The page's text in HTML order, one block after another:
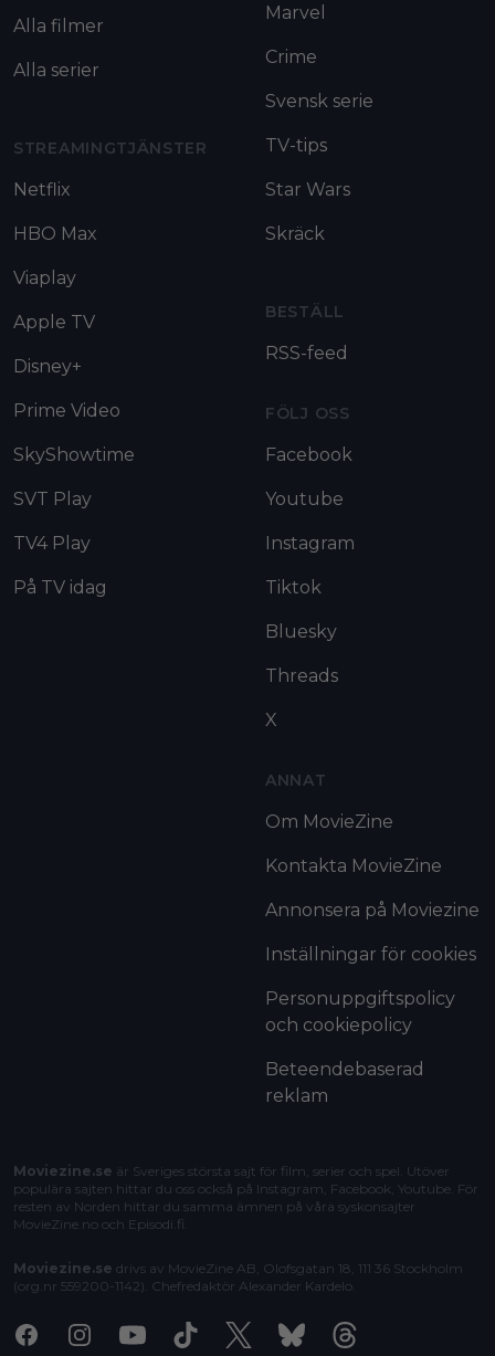
Alla filmer
Alla serier
STREAMINGTJÄNSTER
Netflix
HBO Max
Viaplay
Apple TV
Disney+
Prime Video
SkyShowtime
SVT Play
TV4 Play
På TV idag
Marvel
Crime
Svensk serie
TV-tips
Star Wars
Skräck
BESTÄLL
RSS-feed
FÖLJ OSS
Facebook
Youtube
Instagram
Tiktok
Bluesky
Threads
X
ANNAT
Om MovieZine
Kontakta MovieZine
Annonsera på Moviezine
Inställningar för cookies
Personuppgiftspolicy
och cookiepolicy
Beteendebaserad
reklam
Moviezine.se är Sveriges största sajt för film, serier och spel. Utöver
populära sajten hittar du oss också på Instagram, Facebook, Youtube. För
resten av Norden hittar du samma ämnen på våra syskonsajter
MovieZine.no och Episodi.fi
Moviezine.se drivs av MovieZine AB, Olofsgatan 18, 111 36 Stockholm
(org.nr 559200-1142). Chefredaktör Alexander Kardelo
FacebookInstagramYoutubeTiktok X BlueskyThreads